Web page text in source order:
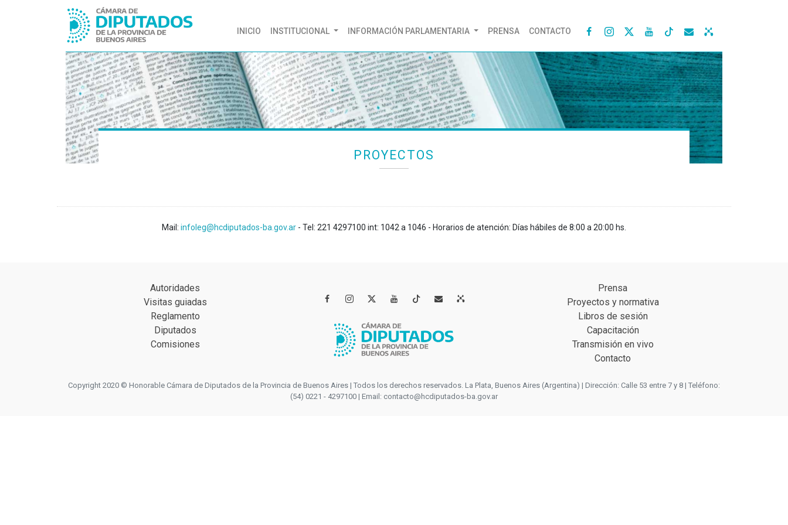
INICIO (CURRENT)
INSTITUCIONAL INFORMACIÓN PARLAMENTARIA PRENSA CONTACTO    
PROYECTOS
Mail: infoleg@hcdiputados-ba.gov.ar - Tel: 221 4297100 int: 1042 a 1046 - Horarios de atención: Días hábiles de 8:00 a 20:00 hs.
Autoridades
Visitas guiadas
Reglamento
Diputados
Comisiones
   
Prensa
Proyectos y normativa
Libros de sesión
Capacitación
Transmisión en vivo
Contacto
Copyright 2020 © Honorable Cámara de Diputados de la Provincia de Buenos Aires | Todos los derechos reservados. La Plata, Buenos Aires (Argentina) | Dirección: Calle 53 entre 7 y 8 | Teléfono:
(54) 0221 - 4297100 | Email: contacto@hcdiputados-ba.gov.ar